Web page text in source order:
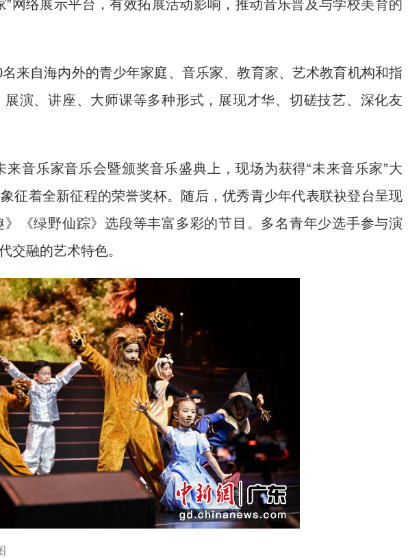
”网络展示平台，有效拓展活动影响，推动音乐普及与学校美育的
自海内外的青少年家庭、音乐家、教育家、艺术教育机构和指
演、讲座、大师课等多种形式，展现才华、切磋技艺、深化友
音乐家音乐会暨颁奖音乐盛典上，现场为获得“未来音乐家”大
征着全新征程的荣誉奖杯。随后，优秀青少年代表联袂登台呈现
》《绿野仙踪》选段等丰富多彩的节目。多名青年少选手参与演
交融的艺术特色。